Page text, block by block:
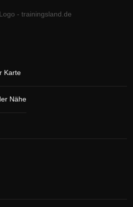
Karte
Nähe